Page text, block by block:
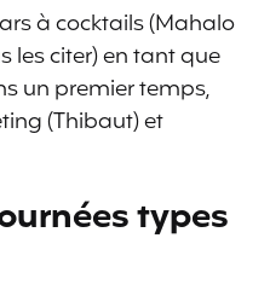
à cocktails (Mahalo
les citer) en tant que
un premier temps,
(Thibaut) et
types